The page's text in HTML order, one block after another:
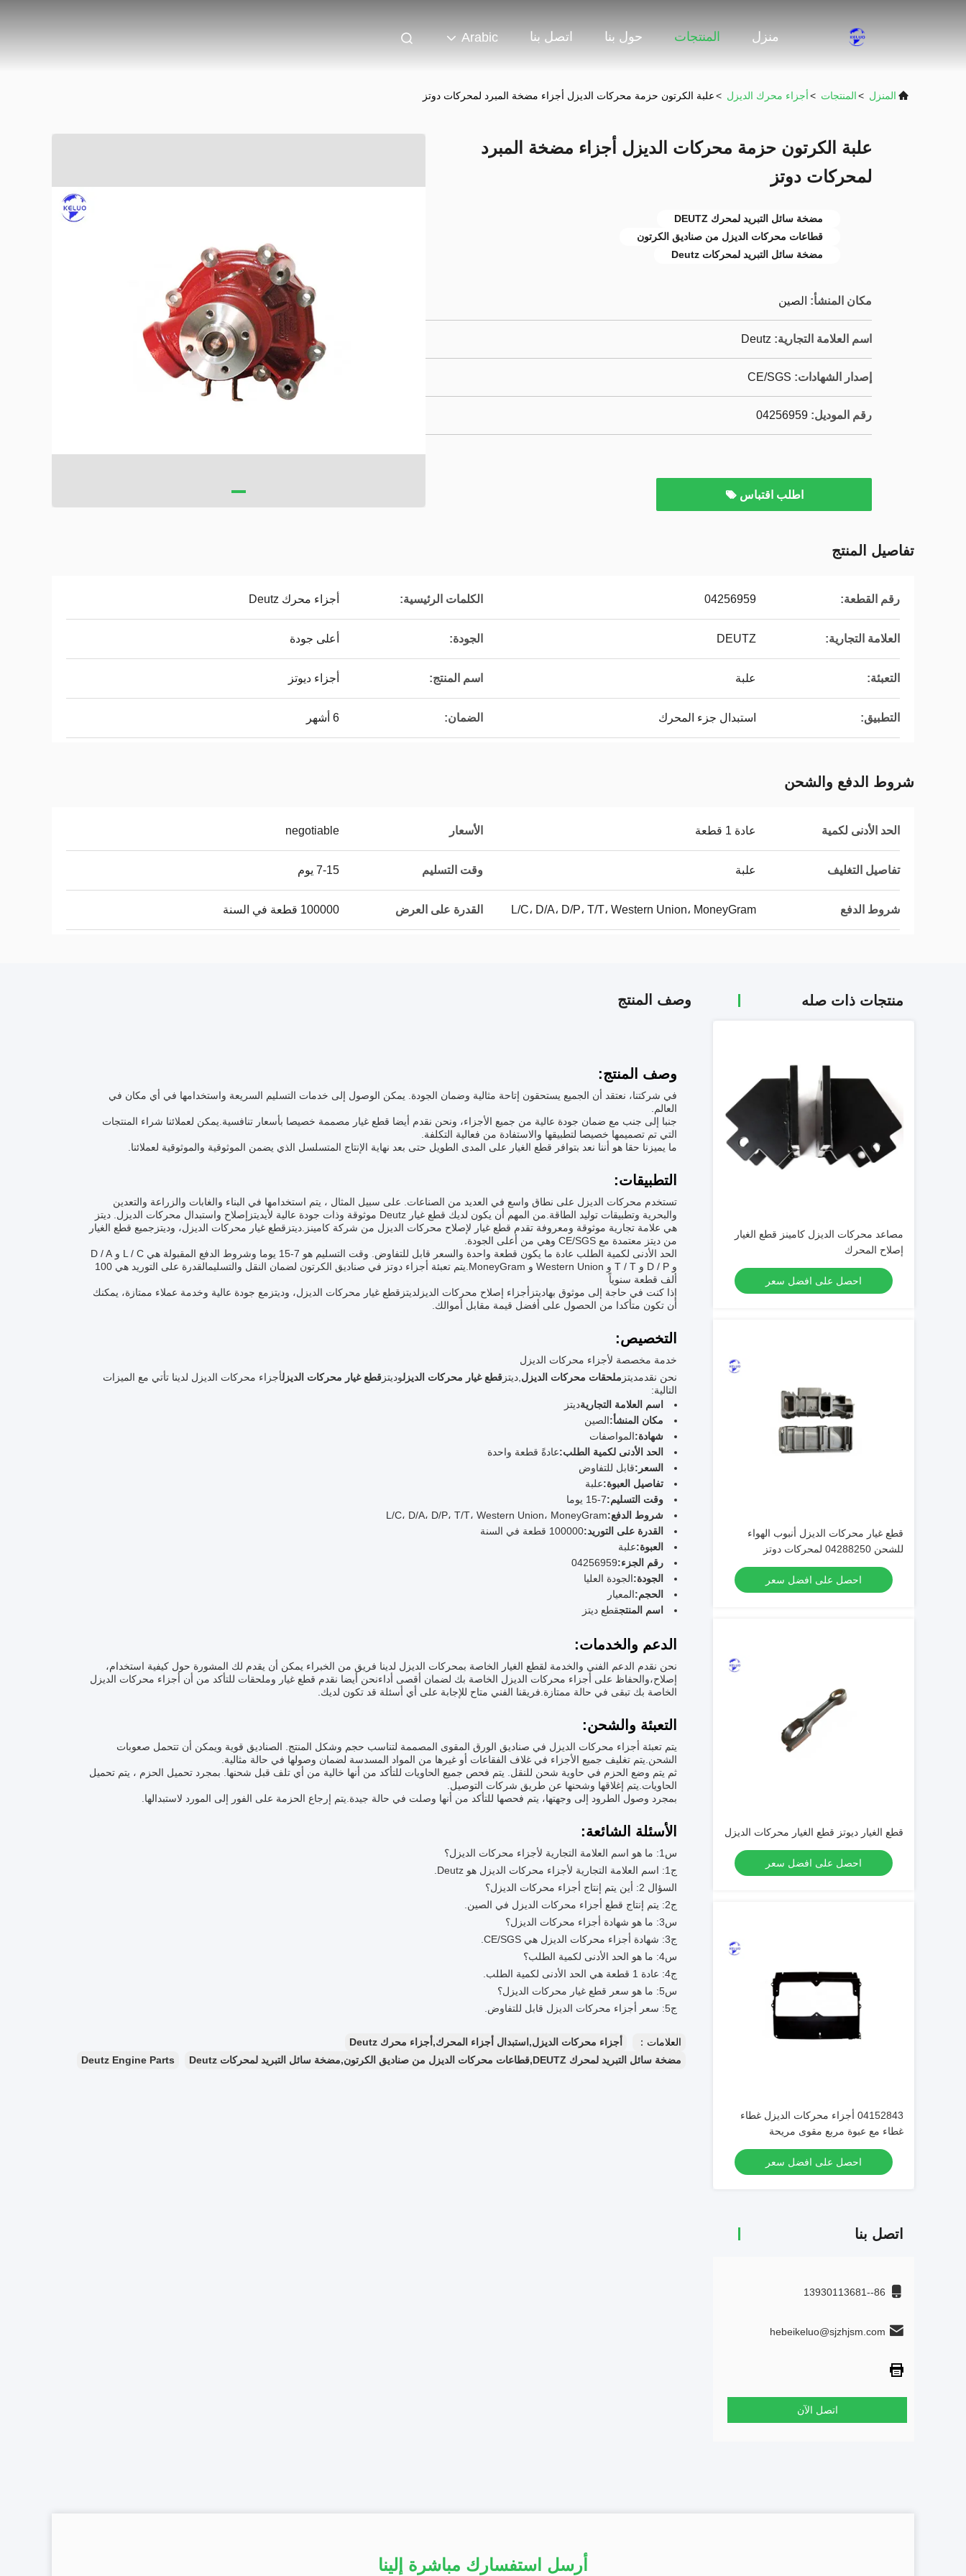
منزل المنتجات حول بنا اتصل بنا Arabic
المنزل >المنتجات >أجزاء محرك الديزل >علبة الكرتون حزمة محركات الديزل أجزاء مضخة المبرد لمحركات دوتز
علبة الكرتون حزمة محركات الديزل أجزاء مضخة المبرد
لمحركات دوتز
مضخة سائل التبريد لمحرك DEUTZ
قطاعات محركات الديزل من صناديق الكرتون
مضخة سائل التبريد لمحركات Deutz
مكان المنشأ: الصين
اسم العلامة التجارية: Deutz
إصدار الشهادات: CE/SGS
رقم الموديل: 04256959
اطلب اقتباس
تفاصيل المنتج
رقم القطعة: 04256959 الكلمات الرئيسية: أجزاء محرك Deutz
العلامة التجارية: DEUTZ الجودة: أعلى جودة
التعبئة: علبة اسم المنتج: أجزاء ديوتز
التطبيق: استبدال جزء المحرك الضمان: 6 أشهر
شروط الدفع والشحن
الحد الأدنى لكمية عادة 1 قطعة الأسعار negotiable
تفاصيل التغليف علبة وقت التسليم 7-15 يوم
شروط الدفع L/C، D/A، D/P، T/T، Western Union، MoneyGram القدرة على العرض 100000 قطعة في السنة
منتجات ذات صله
مصاعد محركات الديزل كامينز قطع الغيار
إصلاح المحرك
احصل على افضل سعر
قطع غيار محركات الديزل أنبوب الهواء
للشحن 04288250 لمحركات دوتز
احصل على افضل سعر
قطع الغيار ديوتز قطع الغيار محركات الديزل
احصل على افضل سعر
04152843 أجزاء محركات الديزل غطاء
غطاء مع عبوة مربع مقوى مريحة
احصل على افضل سعر
اتصل بنا
86--13930113681
hebeikeluo@sjzhjsm.com
اتصل الآن
وصف المنتج
وصف المنتج:
في شركتنا، نعتقد أن الجميع يستحقون إتاحة مثالية وضمان الجودة. يمكن الوصول إلى خدمات التسليم السريعة واستخدامها في أي مكان في
العالم.
جنبا إلى جنب مع ضمان جودة عالية من جميع الأجزاء، ونحن نقدم أيضا قطع غيار مصممة خصيصا بأسعار تنافسية.يمكن لعملائنا شراء المنتجات
التي تم تصميمها خصيصا لتطبيقها والاستفادة من فعالية التكلفة.
ما يميزنا حقا هو أننا نعد بتوافر قطع الغيار على المدى الطويل حتى بعد نهاية الإنتاج المتسلسل الذي يضمن الموثوقية والموثوقية لعملائنا.
التطبيقات:
تستخدم محركات الديزل على نطاق واسع في العديد من الصناعات. على سبيل المثال ، يتم استخدامها في البناء والغابات والزراعة والتعدين
والبحرية وتطبيقات توليد الطاقة.من المهم أن يكون لديك قطع غيار Deutz موثوقة وذات جودة عالية لأي
ديتز إصلاح واستبدال محركات الديزل. ديتز
هي علامة تجارية موثوقة ومعروفة تقدم قطع غيار لإصلاح محركات الديزل من شركة كامينز. ديتز قطع غيار محركات الديزل، وديتز جميع قطع الغيار
من ديتز معتمدة مع CE/SGS وهي من أعلى الجودة.
الحد الأدنى لكمية الطلب عادة ما يكون قطعة واحدة والسعر قابل للتفاوض. وقت التسليم هو 7-15 يوما وشروط الدفع المقبولة هي L / C و D / A
و D / P و T / T و Western Union و MoneyGram.يتم تعبئة أجزاء دوتز في صناديق الكرتون لضمان النقل والتسليمالقدرة على التوريد هي 100
ألف قطعة سنوياً
إذا كنت في حاجة إلى موثوق بهاديتز أجزاء إصلاح محركات الديزلديتز قطع غيار محركات الديزل، وديتز مع جودة عالية وخدمة عملاء ممتازة، يمكنك
أن تكون متأكدا من الحصول على أفضل قيمة مقابل أموالك.
التخصيص:
خدمة مخصصة لأجزاء محركات الديزل
نحن نقدمديتز ملحقات محركات الديزل ديتز قطع غيار محركات الديزلوديتز قطع غيار محركات الديزلأجزاء محركات الديزل لدينا تأتي مع الميزات
التالية:
اسم العلامة التجاريةديتز
مكان المنشأ:الصين
شهادة:المواصفات
الحد الأدنى لكمية الطلب:عادةً قطعة واحدة
السعر:قابل للتفاوض
تفاصيل العبوة:علبة
وقت التسليم:7-15 يوما
شروط الدفع:L/C، D/A، D/P، T/T، Western Union، MoneyGram
القدرة على التوريد:100000 قطعة في السنة
العبوة:علبة
رقم الجزء:04256959
الجودة:الجودة العليا
الحجم:المعيار
اسم المنتجقطع ديتز
الدعم والخدمات:
نحن نقدم الدعم الفني والخدمة لقطع الغيار الخاصة بمحركات الديزل لدينا فريق من الخبراء يمكن أن يقدم لك المشورة حول كيفية استخدام،
إصلاح،والحفاظ على أجزاء محركات الديزل الخاصة بك لضمان أقصى أداءنحن أيضا نقدم قطع غيار وملحقات للتأكد من أن أجزاء محركات الديزل
الخاصة بك تبقى في حالة ممتازة.فريقنا الفني متاح للإجابة على أي أسئلة قد تكون لديك.
التعبئة والشحن:
يتم تعبئة أجزاء محركات الديزل في صناديق الورق المقوى المصممة لتناسب حجم وشكل المنتج. الصناديق قوية ويمكن أن تتحمل صعوبات
الشحن.يتم تغليف جميع الأجزاء في غلاف الفقاعات أو غيرها من المواد المسدسة لضمان وصولها في حالة مثالية.
ثم يتم وضع الحزم في حاوية شحن للنقل. يتم فحص جميع الحاويات للتأكد من أنها خالية من أي تلف قبل شحنها. بمجرد تحميل الحزم ، يتم تحميل
الحاويات.يتم إغلاقها وشحنها عن طريق شركات التوصيل.
بمجرد وصول الطرود إلى وجهتها، يتم فحصها للتأكد من أنها وصلت في حالة جيدة.يتم إرجاع الحزمة على الفور إلى المورد لاستبدالها.
الأسئلة الشائعة:
س1: ما هو اسم العلامة التجارية لأجزاء محركات الديزل؟
ج1: اسم العلامة التجارية لأجزاء محركات الديزل هو Deutz.
السؤال 2: أين يتم إنتاج أجزاء محركات الديزل؟
ج2: يتم إنتاج قطع أجزاء محركات الديزل في الصين.
س3: ما هو شهادة أجزاء محركات الديزل؟
ج3: شهادة أجزاء محركات الديزل هي CE/SGS.
س4: ما هو الحد الأدنى لكمية الطلب؟
ج4: عادة 1 قطعة هي الحد الأدنى لكمية الطلب.
س5: ما هو سعر قطع غيار محركات الديزل؟
ج5: سعر أجزاء محركات الديزل قابل للتفاوض.
العلامات：
أجزاء محركات الديزل,استبدال أجزاء المحرك,أجزاء محرك Deutz
مضخة سائل التبريد لمحرك DEUTZ,قطاعات محركات الديزل من صناديق الكرتون,مضخة سائل التبريد لمحركات Deutz
Deutz Engine Parts
أرسل استفسارك مباشرة إلينا